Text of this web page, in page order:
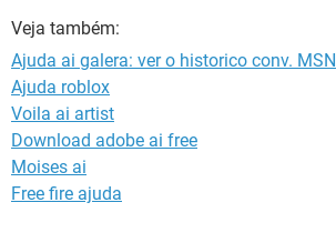
GUIA DE COMPRAS
Veja também:
Ajuda ai galera: ver o historico conv. MSN
Ajuda roblox
Voila ai artist
Download adobe ai free
Moises ai
Free fire ajuda